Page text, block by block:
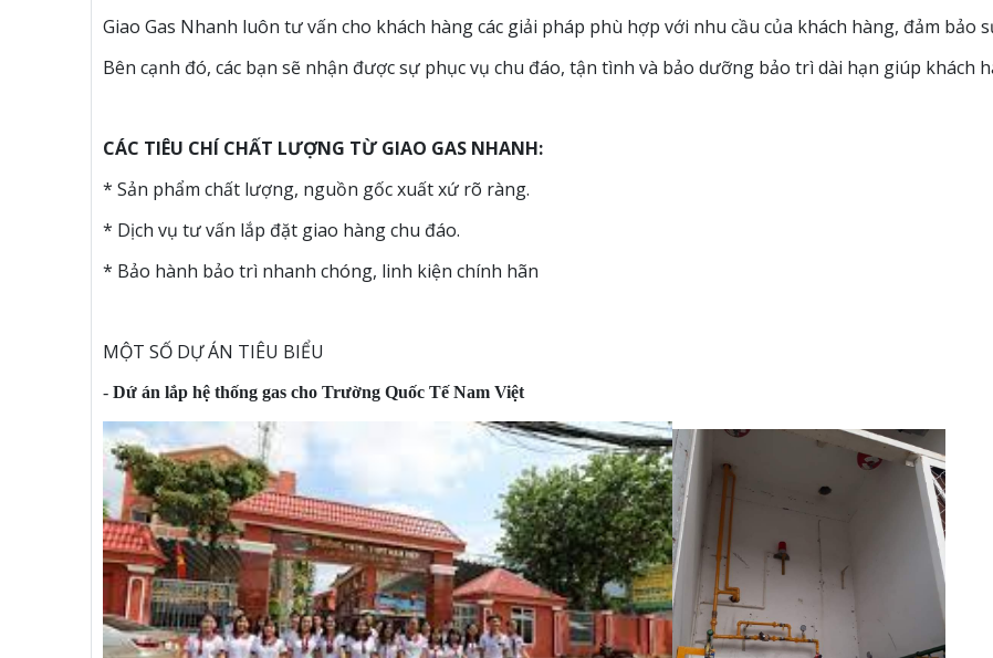
Giao Gas Nhanh luôn tư vấn cho khách hàng các giải pháp phù hợp với nhu cầu của khách hàng, đảm bảo
Bên cạnh đó, các bạn sẽ nhận được sự phục vụ chu đáo, tận tình và bảo dưỡng bảo trì dài hạn giúp
CÁC TIÊU CHÍ CHẤT LƯỢNG TỪ GIAO GAS NHANH:
* Sản phẩm chất lượng, nguồn gốc xuất xứ rõ ràng.
* Dịch vụ tư vấn lắp đặt giao hàng chu đáo.
* Bảo hành bảo trì nhanh chóng, linh kiện chính hãn
MỘT SỐ DỰ ÁN TIÊU BIỂU
- Dứ án lắp hệ thống gas cho Trường Quốc Tế Nam Việt